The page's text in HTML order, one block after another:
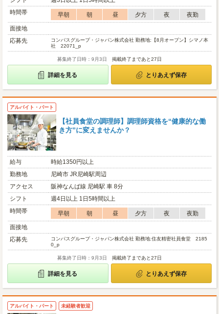
時間帯
早朝 朝 昼 夕方 夜
夜勤
面接地
応募先
コンパスグループ・ジャパン株式会社 勤務地:【8月オープン】シマノ本
社 22071_p
募集終了日時：9月3日 掲載終了まであと27日
詳細を見る とりあえず保存
アルバイト・パート
【社員食堂の調理師】調理師資格を“健康的な働
き方”に変えませんか？
給与
時給1350円以上
勤務地
尼崎市 JR尼崎駅周辺
アクセス
阪神なんば線 尼崎駅 車 8分
シフト
週4日以上 1日5時間以上
時間帯
早朝 朝 昼 夕方 夜
夜勤
面接地
応募先
コンパスグループ・ジャパン株式会社 勤務地:住友精密社員食堂 2185
0_p
募集終了日時：9月3日 掲載終了まであと27日
詳細を見る とりあえず保存
アルバイト・パート 未経験者歓迎